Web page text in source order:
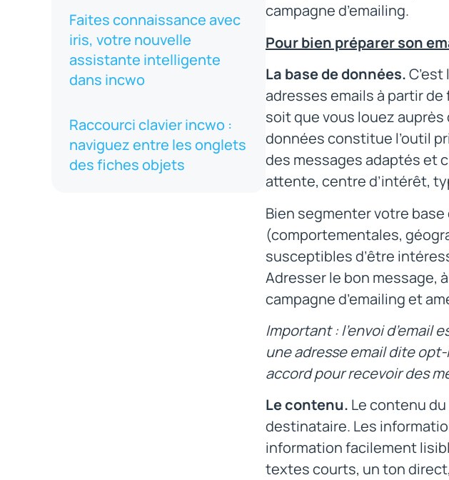
Faites connaissance avec
iris, votre nouvelle
assistante intelligente
dans incwo
Raccourci clavier incwo :
naviguez entre les onglets
des fiches objets
campagne d’emailing.
Pour bien préparer son
La base de données.
adresses emails à partir
soit que vous louez auprès
données constitue l’outil
des messages adaptés et
attente, centre d’intérêt,
Bien segmenter votre
(comportementales,
susceptibles d’être
Adresser le bon message,
campagne d’emailing et
Important : l’envoi
une adresse email dite
accord pour recevoir des
Le contenu. Le contenu
destinataire. Les
information facilement
textes courts, un ton